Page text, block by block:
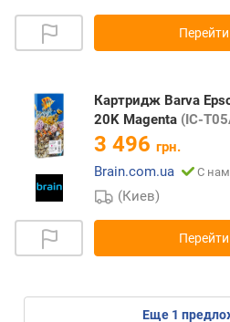
Картридж Barva
20K Magenta (IC-
3 496 грн.
Brain.com.ua
С
(Киев)
eще 1